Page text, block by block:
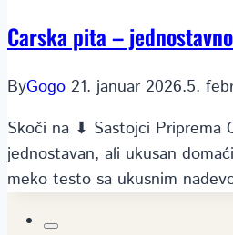
Carska pita –
ByGogo 21. januar 2026.5.
Skoči na ⬇ Sastojci Priprema
jednostavan, ali ukusan
meko testo sa ukusnim